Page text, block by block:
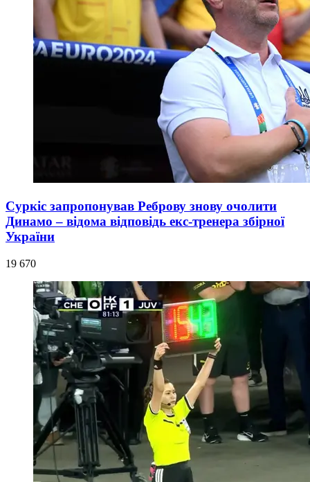
Суркіс запропонував Реброву знову очолити
Динамо – відома відповідь екс-тренера збірної
України
19 670